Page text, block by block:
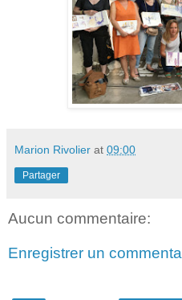
Marion Rivolier at 09:00
Partager
Aucun commentaire:
Enregistrer un